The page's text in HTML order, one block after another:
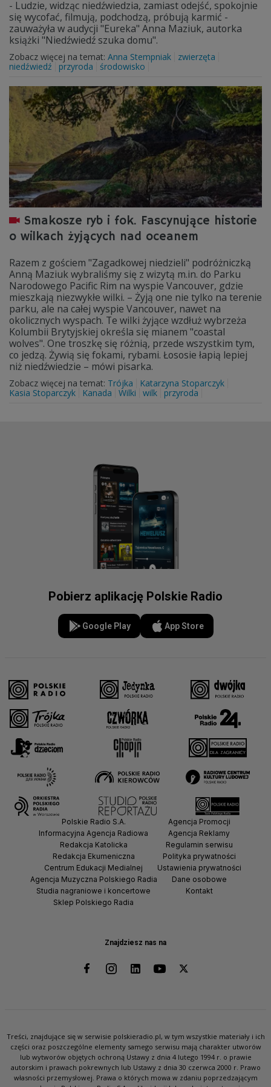
- Ludzie, widząc niedźwiedzia, zamiast odejść, spokojnie
się wycofać, filmują, podchodzą, próbują karmić -
zauważyła w audycji "Eureka" Anna Maziuk, autorka
książki "Niedźwiedź szuka domu".
Zobacz więcej na temat: Anna Stempniak
zwierzęta
niedźwiedź
przyroda środowisko
Smakosze ryb i fok. Fascynujące historie
o wilkach żyjących nad oceanem
Razem z gościem "Zagadkowej niedzieli" podróżniczką
Anną Maziuk wybraliśmy się z wizytą m.in. do Parku
Narodowego Pacific Rim na wyspie Vancouver, gdzie
mieszkają niezwykłe wilki. – Żyją one nie tylko na terenie
parku, ale na całej wyspie Vancouver, nawet na
okolicznych wyspach. Te wilki żyjące wzdłuż wybrzeża
Kolumbii Brytyjskiej określa się mianem "coastal
wolves". One troszkę się różnią, przede wszystkim tym,
co jedzą. Żywią się fokami, rybami. Łososie łapią lepiej
niż niedźwiedzie – mówi pisarka.
Zobacz więcej na temat: Trójka
Katarzyna Stoparczyk
Kasia Stoparczyk
Kanada Wilki wilk przyroda
Pobierz aplikację Polskie Radio
Google Play App Store
Znajdziesz nas na
Polskie Radio S.A.
Informacyjna Agencja Radiowa
Redakcja Katolicka
Redakcja Ekumeniczna
Centrum Edukacji Medialnej
Agencja Muzyczna Polskiego Radia
Studia nagraniowe i koncertowe
Sklep Polskiego Radia
Agencja Promocji
Agencja Reklamy
Regulamin serwisu
Polityka prywatności
Ustawienia prywatności
Dane osobowe
Kontakt
Treści, znajdujące się w serwisie polskieradio.pl, w tym wszystkie materiały i ich
części oraz poszczególne elementy samego serwisu mają charakter utworów
lub wytworów objętych ochroną Ustawy z dnia 4 lutego 1994 r. o prawie
autorskim i prawach pokrewnych lub Ustawy z dnia 30 czerwca 2000 r. Prawo
własności przemysłowej. Prawa o których mowa w zdaniu poprzedzającym